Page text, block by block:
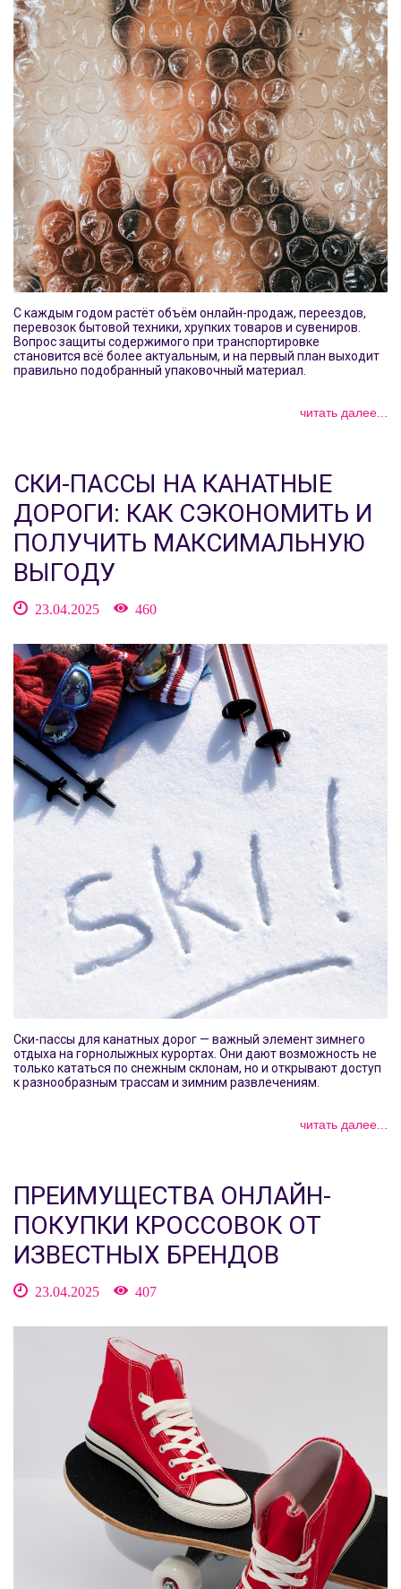
С каждым годом растёт объём онлайн-продаж, переездов,
перевозок бытовой техники, хрупких товаров и сувениров.
Вопрос защиты содержимого при транспортировке
становится всё более актуальным, и на первый план выходит
правильно подобранный упаковочный материал.
читать далее...
СКИ-ПАССЫ НА КАНАТНЫЕ
ДОРОГИ: КАК СЭКОНОМИТЬ И
ПОЛУЧИТЬ МАКСИМАЛЬНУЮ
ВЫГОДУ
23.04.2025 460
Ски-пассы для канатных дорог — важный элемент зимнего
отдыха на горнолыжных курортах. Они дают возможность не
только кататься по снежным склонам, но и открывают доступ
к разнообразным трассам и зимним развлечениям.
читать далее...
ПРЕИМУЩЕСТВА ОНЛАЙН-
ПОКУПКИ КРОССОВОК ОТ
ИЗВЕСТНЫХ БРЕНДОВ
23.04.2025 407